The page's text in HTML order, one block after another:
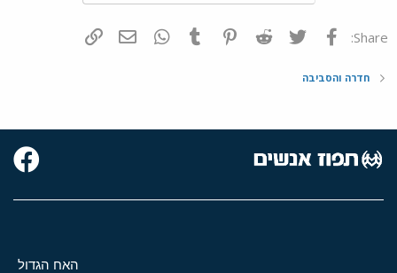
Share: פייסבוק Twitter
Reddit
Pinterest
Tumblr
WhatsAppדואר אלקטרוני
חדרה והסביבה
האח הגדול